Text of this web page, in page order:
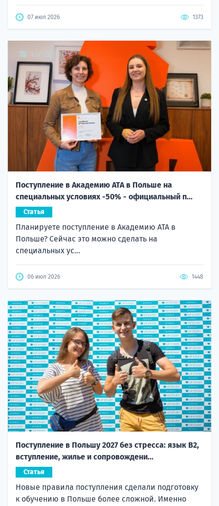
07 июл 2026 1373
Поступление в Академию ATA в Польше на
специальных условиях -50% - официальный п...
Статья
Планируете поступление в Академию ATA в
Польше? Сейчас это можно сделать на
специальных ус...
06 июл 2026 1448
Поступление в Польшу 2027 без стресса: язык B2,
вступление, жилье и сопровождени...
Статья
Новые правила поступления сделали подготовку
к обучению в Польше более сложной. Именно